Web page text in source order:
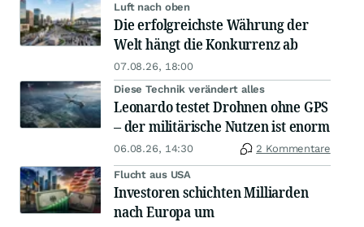
Luft nach oben
Die erfolgreichste Währung der
Welt hängt die Konkurrenz ab
07.08.26, 18:00
Diese Technik verändert alles
Leonardo testet Drohnen ohne GPS
– der militärische Nutzen ist enorm
06.08.26, 14:30 2 Kommentare
Flucht aus USA
Investoren schichten Milliarden
nach Europa um